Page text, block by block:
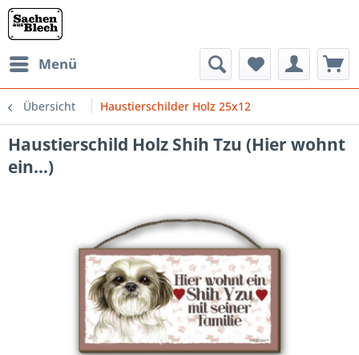
Menü
Übersicht Haustierschilder Holz 25x12
Haustierschild Holz Shih Tzu (Hier wohnt
ein...)